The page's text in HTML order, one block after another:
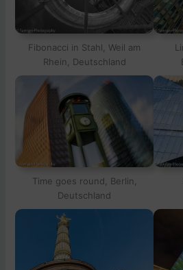
Fibonacci in Stahl, Weil am
Rhein, Deutschland
Time goes round, Berlin,
Deutschland